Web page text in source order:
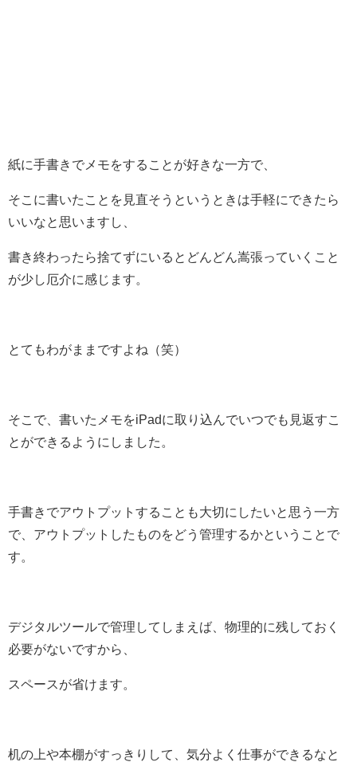
紙に手書きでメモをすることが好きな一方で、
そこに書いたことを見直そうというときは手軽にできたら
いいなと思いますし、
書き終わったら捨てずにいるとどんどん嵩張っていくこと
が少し厄介に感じます。
とてもわがままですよね（笑）
そこで、書いたメモをiPadに取り込んでいつでも見返すこ
とができるようにしました。
手書きでアウトプットすることも大切にしたいと思う一方
で、アウトプットしたものをどう管理するかということで
す。
デジタルツールで管理してしまえば、物理的に残しておく
必要がないですから、
スペースが省けます。
机の上や本棚がすっきりして、気分よく仕事ができるなと